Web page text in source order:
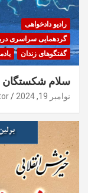
رادیو دادخواهی
گردهمایی سراسری
گفتگوهای زندان
سلام شکستگان
نوامبر 19, 2024